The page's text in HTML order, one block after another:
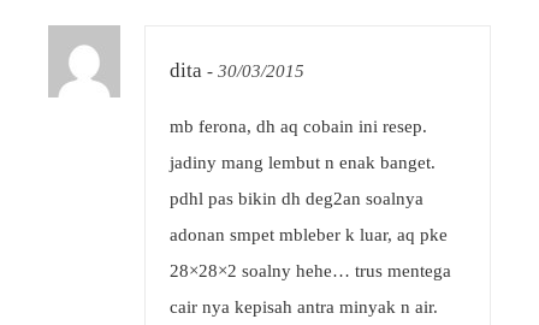
dita - 30/03/2015
mb ferona, dh aq cobain ini resep.
jadiny mang lembut n enak banget.
pdhl pas bikin dh deg2an soalnya
adonan smpet mbleber k luar, aq pke
28×28×2 soalny hehe… trus mentega
cair nya kepisah antra minyak n air.